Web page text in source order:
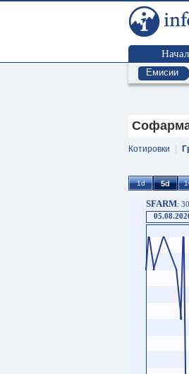
Емисии
Котировки
SFARM: